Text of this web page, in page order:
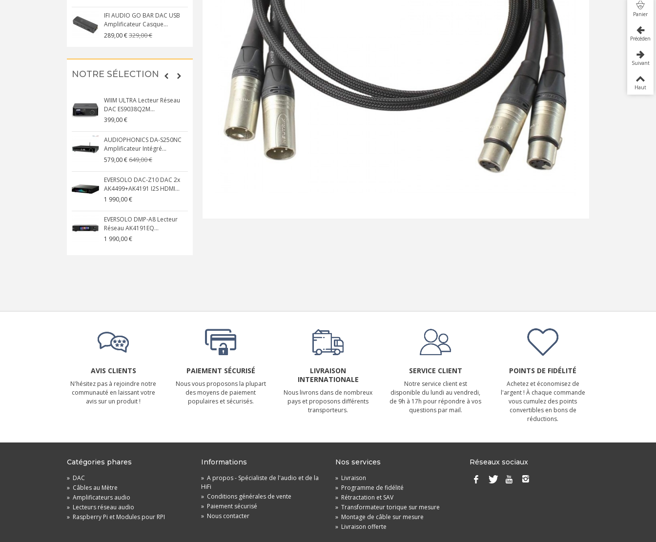
IFI AUDIO GO BAR DAC USB
Amplificateur Casque...
289,00 €329,00 €
FOSI AUDIO CA30
Amplificateur 4 Voies pour...
159,99 €
NOTRE SÉLECTION
WIIM ULTRA Lecteur Réseau
DAC ES9038Q2M...
399,00 €
AUDIOPHONICS DA-S250NC
Amplificateur Intégré...
579,00 €649,00 €
EVERSOLO DAC-Z10 DAC 2x
AK4499+AK4191 I2S HDMI...
1 990,00 €
EVERSOLO DMP-A8 Lecteur
Réseau AK4191EQ...
1 990,00 €
AUDIOPHONICS DAW-S250NC
Amplificateur Intégré...
790,00 €
DAN CLARK AUDIO AEON 2
CLOSED NOIRE Casque...
AVIS CLIENTS
N'hésitez pas à rejoindre notre
communauté en laissant votre
avis sur un produit !
PAIEMENT SÉCURISÉ
Nous vous proposons la plupart
des moyens de paiement
populaires et sécurisés.
LIVRAISON
INTERNATIONALE
Nous livrons dans de nombreux
pays et proposons différents
transporteurs.
SERVICE CLIENT
Notre service client est
disponible du lundi au vendredi,
de 9h à 17h pour répondre à vos
questions par mail.
POINTS DE FIDÉLITÉ
Achetez et économisez de
l'argent ! À chaque commande
vous cumulez des points
convertibles en bons de
réductions.
Catégories phares
» DAC
» Câbles au Mètre
» Amplificateurs audio
» Lecteurs réseau audio
» Raspberry Pi et Modules pour RPI
Informations
» A propos - Spécialiste de l'audio et de la
HiFi
» Conditions générales de vente
» Paiement sécurisé
» Nous contacter
Nos services
» Livraison
» Programme de fidélité
» Rétractation et SAV
» Transformateur torique sur mesure
» Montage de câble sur mesure
» Livraison offerte
Réseaux sociaux
Panier
Précédent
Suivant
Haut